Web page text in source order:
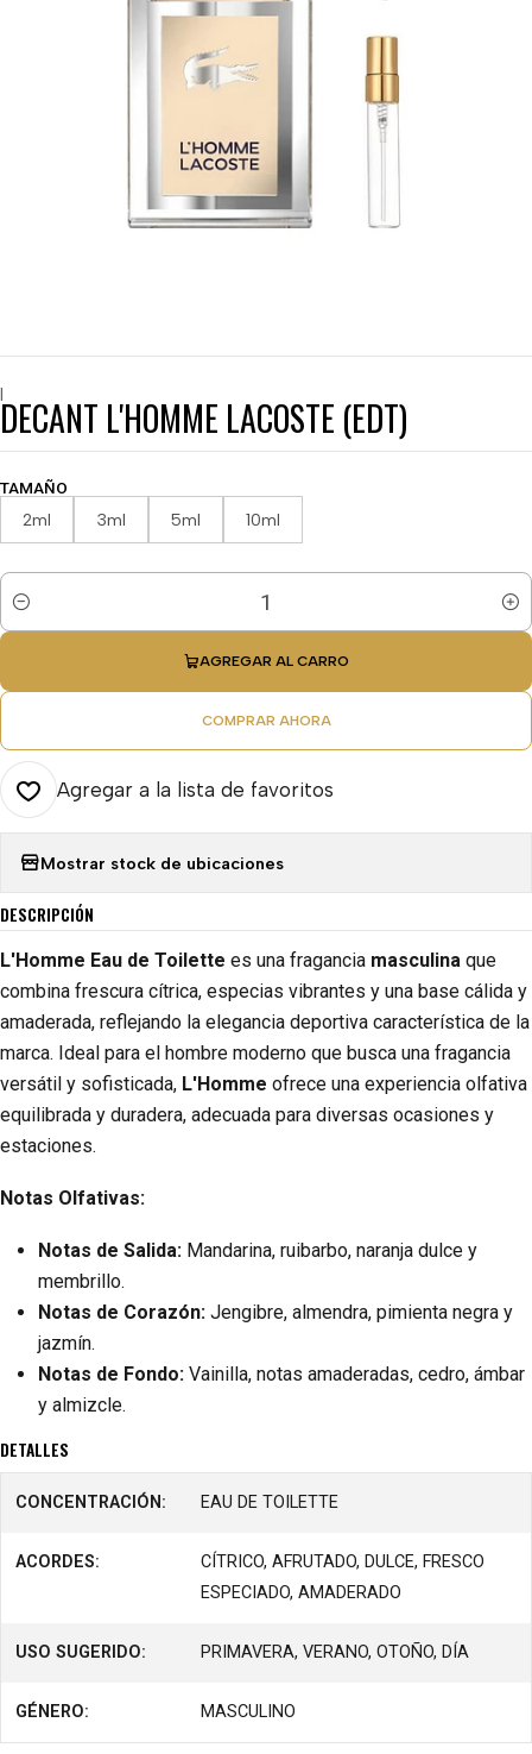
|
DECANT L'HOMME LACOSTE (EDT)
TAMAÑO
2ml 3ml 5ml 10ml
Cantidad
AGREGAR AL CARRO
COMPRAR AHORA
Agregar a la lista de favoritos
Mostrar stock de ubicaciones
DESCRIPCIÓN
L'Homme Eau de Toilette es una fragancia masculina que
combina frescura cítrica, especias vibrantes y una base cálida y
amaderada, reflejando la elegancia deportiva característica de la
marca. Ideal para el hombre moderno que busca una fragancia
versátil y sofisticada, L'Homme ofrece una experiencia olfativa
equilibrada y duradera, adecuada para diversas ocasiones y
estaciones.
Notas Olfativas:
Notas de Salida: Mandarina, ruibarbo, naranja dulce y
membrillo.
Notas de Corazón: Jengibre, almendra, pimienta negra y
jazmín.
Notas de Fondo: Vainilla, notas amaderadas, cedro, ámbar
y almizcle.
DETALLES
CONCENTRACIÓN: EAU DE TOILETTE
ACORDES:
CÍTRICO, AFRUTADO, DULCE, FRESCO
ESPECIADO, AMADERADO
USO SUGERIDO: PRIMAVERA, VERANO, OTOÑO, DÍA
GÉNERO: MASCULINO